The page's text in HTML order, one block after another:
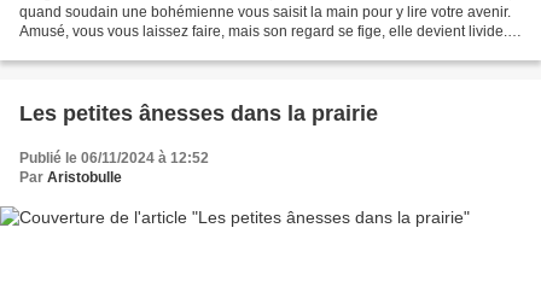
quand soudain une bohémienne vous saisit la main pour y lire votre avenir.
Amusé, vous vous laissez faire, mais son regard se fige, elle devient livide.
Les petites ânesses dans la prairie
Publié le 06/11/2024 à 12:52
Par Aristobulle